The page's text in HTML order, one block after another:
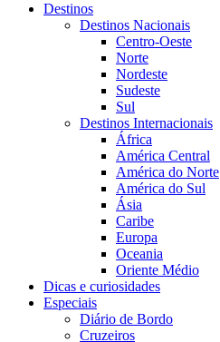
Destinos
Destinos Nacionais
Centro-Oeste
Norte
Nordeste
Sudeste
Sul
Destinos Internacionais
África
América Central
América do Norte
América do Sul
Ásia
Caribe
Europa
Oceania
Oriente Médio
Dicas e curiosidades
Especiais
Diário de Bordo
Cruzeiros